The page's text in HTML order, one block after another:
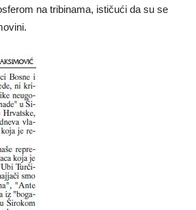
na tribinama, ističući da su se